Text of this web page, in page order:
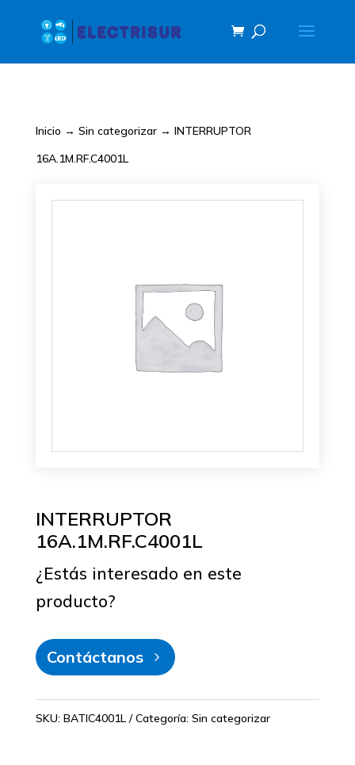
Inicio → Sin categorizar→ INTERRUPTOR
16A.1M.RF.C4001L
INTERRUPTOR
16A.1M.RF.C4001L
¿Estás interesado en este
producto?
Contáctanos
SKU: BATIC4001L Categoría: Sin categorizar